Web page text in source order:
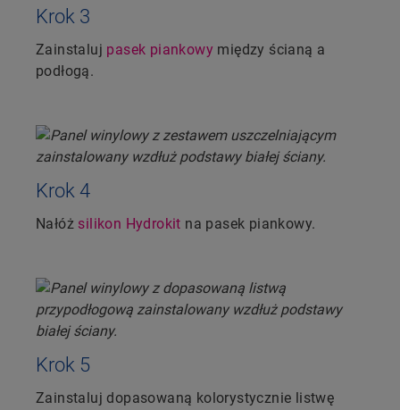
Krok 3
Zainstaluj pasek piankowy między ścianą a
podłogą.
Krok 4
Nałóż silikon Hydrokit na pasek piankowy.
Krok 5
Zainstaluj dopasowaną kolorystycznie listwę